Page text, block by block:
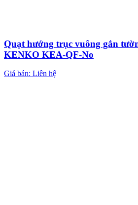
Quạt hướng trục vuông gắn
KENKO KEA-QF-No
Giá bán: Liên hệ